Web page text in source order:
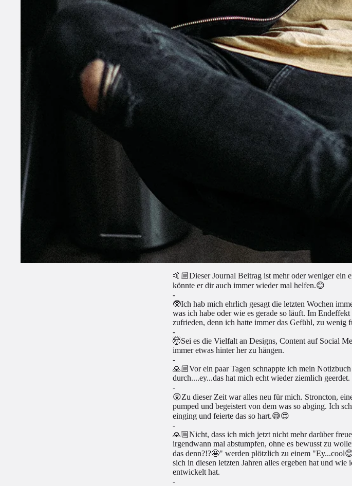
🤙🏼Dieser Journal Beitrag ist mehr oder weniger ein
könnte er dir auch immer wieder mal helfen.😊
-
🥸Ich hab mich ehrlich gesagt die letzten Wochen
was ich habe oder wie es gerade so läuft. Im
zufrieden, denn ich hatte immer das Gefühl, zu wenig
-
🤯Sei es die Vielfalt an Designs, Content auf Social
immer etwas hinter her zu hängen.
-
🙏🏼Vor ein paar Tagen schnappte ich mein
durch....ey...das hat mich echt wieder ziemlich geerdet.
-
😲Zu dieser Zeit war alles neu für mich. Stroncton,
pumped und begeistert von dem was so abging. Ich
einging und feierte das so hart.😅😍
-
🙏🏼Nicht, dass ich mich jetzt nicht mehr darüber
irgendwann mal abstumpfen, ohne es bewusst zu
das denn?!?🤩" werden plötzlich zu einem
sich in diesen letzten Jahren alles ergeben hat und
entwickelt hat.
-